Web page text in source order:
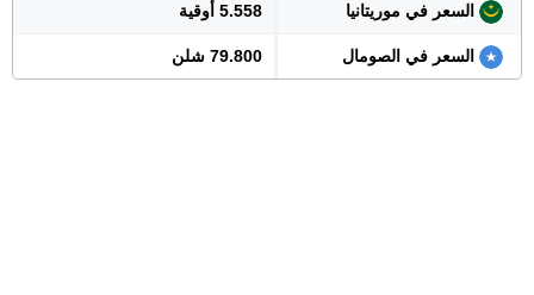
السعر في موريتانيا 5.558 أوقية
السعر في الصومال 79.800 شلن